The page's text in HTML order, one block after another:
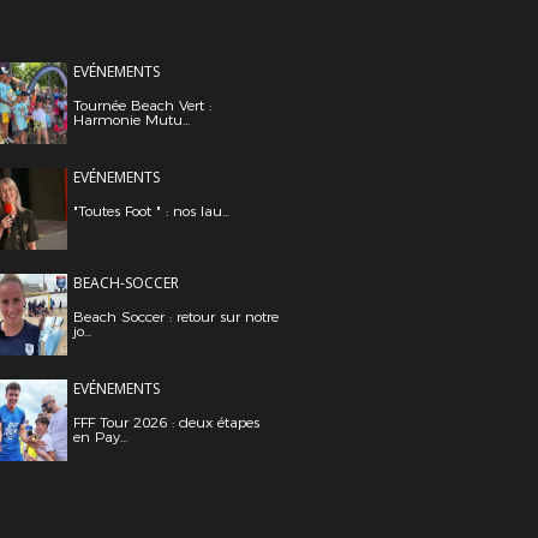
EVÉNEMENTS
Tournée Beach Vert :
Harmonie Mutu...
EVÉNEMENTS
"Toutes Foot " : nos lau...
BEACH-SOCCER
Beach Soccer : retour sur notre
jo...
EVÉNEMENTS
FFF Tour 2026 : deux étapes
en Pay...